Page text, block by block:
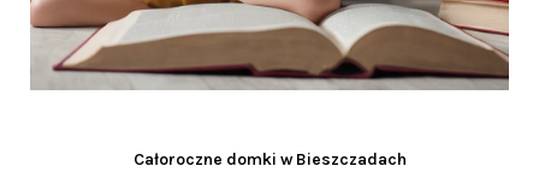
Całoroczne domki w Bieszczadach